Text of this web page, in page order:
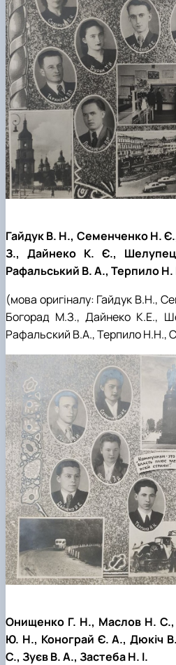
Гайдук В. Н., Семенченко Н.
З., Дайнеко К. Є.,
Рафальський В. А., Терпило
(мова оригіналу: Гайдук В.Н.,
Богорад М.З., Дайнеко К.Е.,
Рафальский В.А., Терпило Н.Н.,
Онищенко Г. Н., Маслов Н.
Ю. Н., Конограй Є. А., Дюкіч
С., Зуєв В. А., Застеба Н. І.